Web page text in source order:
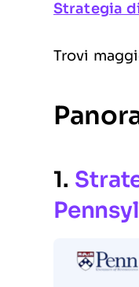
Strategia
Trovi
1.